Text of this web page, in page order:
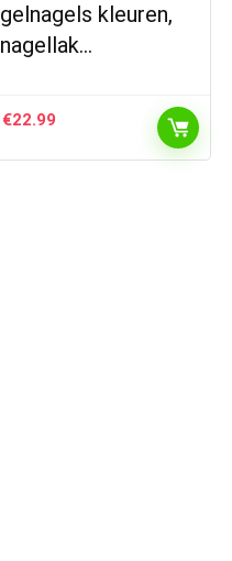
gelnagels kleuren,
nagellak…
€22.99